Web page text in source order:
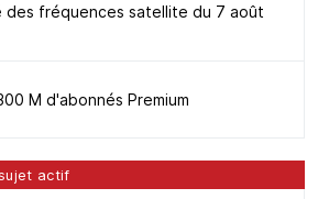
des fréquences satellite du 7 août
M d'abonnés Premium
actif